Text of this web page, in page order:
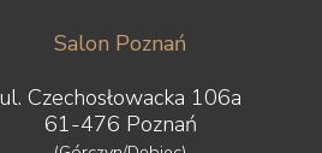
Salon Poznań
ul. Czechosłowacka 106a
61-476 Poznań